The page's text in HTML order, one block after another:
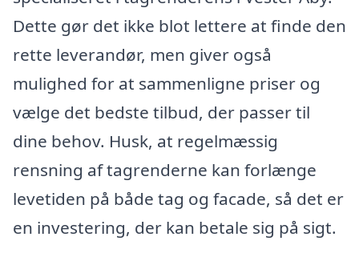
Dette gør det ikke blot lettere at finde den
rette leverandør, men giver også
mulighed for at sammenligne priser og
vælge det bedste tilbud, der passer til
dine behov. Husk, at regelmæssig
rensning af tagrenderne kan forlænge
levetiden på både tag og facade, så det er
en investering, der kan betale sig på sigt.